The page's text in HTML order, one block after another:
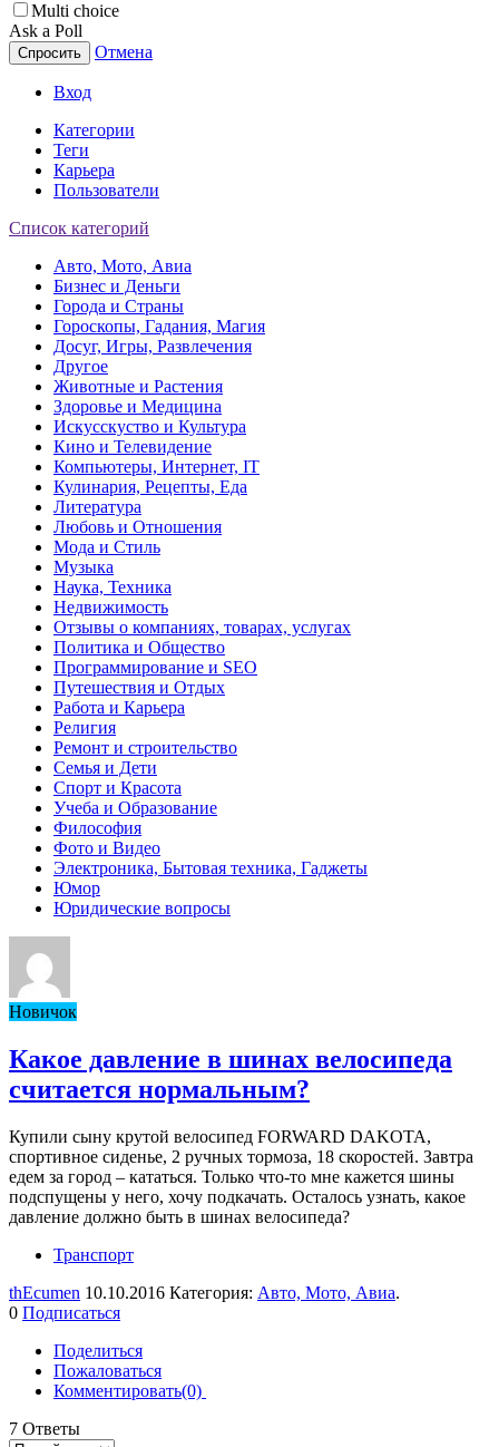
Multi choice
Ask a Poll
Спросить Отмена
Вход
Категории
Теги
Карьера
Пользователи
Список категорий
Авто, Мото, Авиа
Бизнес и Деньги
Города и Страны
Гороскопы, Гадания, Магия
Досуг, Игры, Развлечения
Другое
Животные и Растения
Здоровье и Медицина
Искусскуство и Культура
Кино и Телевидение
Компьютеры, Интернет, IT
Кулинария, Рецепты, Еда
Литература
Любовь и Отношения
Мода и Стиль
Музыка
Наука, Техника
Недвижимость
Отзывы о компаниях, товарах, услугах
Политика и Общество
Программирование и SEO
Путешествия и Отдых
Работа и Карьера
Религия
Ремонт и строительство
Семья и Дети
Спорт и Красота
Учеба и Образование
Философия
Фото и Видео
Электроника, Бытовая техника, Гаджеты
Юмор
Юридические вопросы
Новичок
Какое давление в шинах велосипеда
считается нормальным?
Купили сыну крутой велосипед FORWARD DAKOTA,
спортивное сиденье, 2 ручных тормоза, 18 скоростей. Завтра
едем за город – кататься. Только что-то мне кажется шины
подспущены у него, хочу подкачать. Осталось узнать, какое
давление должно быть в шинах велосипеда?
Транспорт
thEcumen 10.10.2016 Категория: Авто, Мото, Авиа.
0 Подписаться
Поделиться
Пожаловаться
Комментировать(0)
7 Ответы